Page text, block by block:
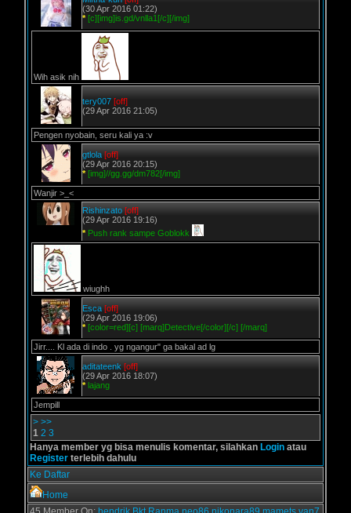
(30 Apr 2016 01:22)
* [c][img]is.gd/vnlla1[/c][/img]
Wih asik nih
tery007 [off]
(29 Apr 2016 21:05)
Pengen nyobain, seru kali ya :v
gtlola [off]
(29 Apr 2016 20:15)
* [img]//gg.gg/dm782[/img]
Wanjir >_<
Rishinzato [off]
(29 Apr 2016 19:16)
* Push rank sampe Goblokk
wiughh
Esca [off]
(29 Apr 2016 19:06)
* [color=red][c] [marq]Detective[/color][/c] [/marq]
Jirr.... Kl ada di indo . yg ngangur" ga bakal ad lg
aditateenk [off]
(29 Apr 2016 18:07)
* lajang
Jempill
> >>
1 2 3
Hanya member yg bisa menulis komentar, silahkan Login atau
Register terlebih dahulu
Ke Daftar
Home